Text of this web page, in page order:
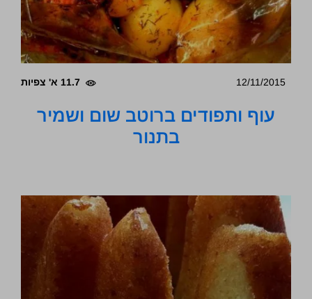
12/11/2015 11.7 א' צפיות
עוף ותפודים ברוטב שום ושמיר
בתנור